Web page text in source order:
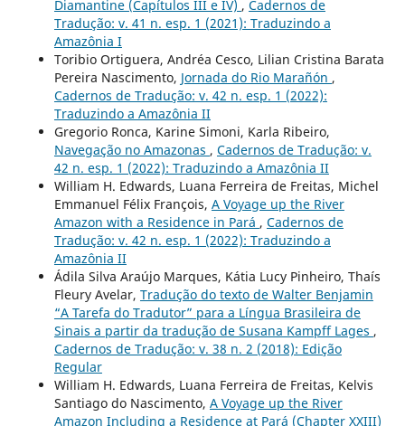
Diamantine (Capítulos III e IV) , Cadernos de
Tradução: v. 41 n. esp. 1 (2021): Traduzindo a
Amazônia I
Toribio Ortiguera, Andréa Cesco, Lilian Cristina Barata
Pereira Nascimento, Jornada do Rio Marañón ,
Cadernos de Tradução: v. 42 n. esp. 1 (2022):
Traduzindo a Amazônia II
Gregorio Ronca, Karine Simoni, Karla Ribeiro,
Navegação no Amazonas , Cadernos de Tradução: v.
42 n. esp. 1 (2022): Traduzindo a Amazônia II
William H. Edwards, Luana Ferreira de Freitas, Michel
Emmanuel Félix François, A Voyage up the River
Amazon with a Residence in Pará , Cadernos de
Tradução: v. 42 n. esp. 1 (2022): Traduzindo a
Amazônia II
Ádila Silva Araújo Marques, Kátia Lucy Pinheiro, Thaís
Fleury Avelar, Tradução do texto de Walter Benjamin
“A Tarefa do Tradutor” para a Língua Brasileira de
Sinais a partir da tradução de Susana Kampff Lages ,
Cadernos de Tradução: v. 38 n. 2 (2018): Edição
Regular
William H. Edwards, Luana Ferreira de Freitas, Kelvis
Santiago do Nascimento, A Voyage up the River
Amazon Including a Residence at Pará (Chapter XXIII)